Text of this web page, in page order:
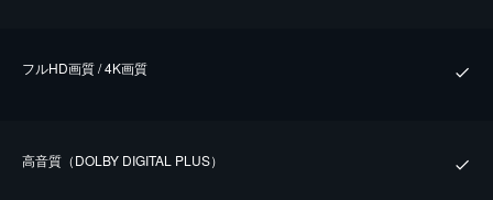
フルHD画質 / 4K画質
⾼⾳質（DOLBY DIGITAL PLUS）